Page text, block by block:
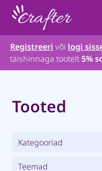
Registreeri või logi
täishinnaga tootelt5%
Tooted
Kategooriad
Teemad